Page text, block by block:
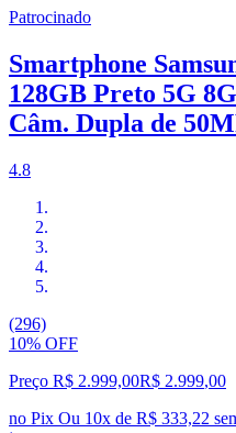
Patrocinado
Smartphone
128GB Preto 5G
Câm. Dupla de
4.8
(296)
10% OFF
Preço R$ 2.999,00R$ 2.999,00
no Pix Ou 10x de R$ 333,22